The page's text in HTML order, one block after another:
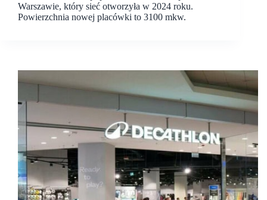
Warszawie, który sieć otworzyła w 2024 roku.
Powierzchnia nowej placówki to 3100 mkw.